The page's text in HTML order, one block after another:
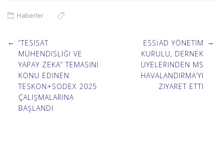
Haberler
Post
navigation
← “TESISAT
MÜHENDISLIĞI VE
YAPAY ZEKA” TEMASINI
KONU EDINEN
TESKON+SODEX 2025
ÇALIŞMALARINA
BAŞLANDI
ESSİAD YÖNETIM
KURULU, DERNEK
ÜYELERINDEN MS
HAVALANDIRMA’YI
ZIYARET ETTI
→